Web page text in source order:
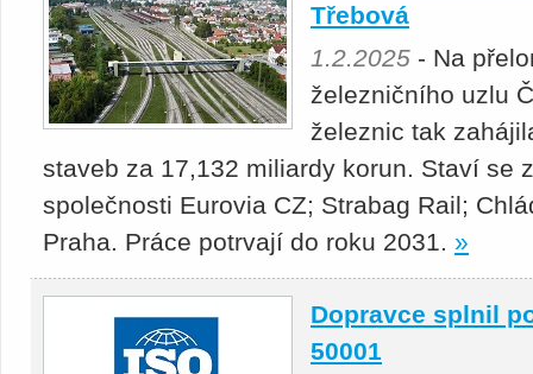
Třebová
1.2.2025 - Na
železničního uzlu
železnic tak
staveb za 17,132 miliardy korun. Staví se
společnosti Eurovia CZ; Strabag Rail;
Praha. Práce potrvají do roku 2031. »
Dopravce splnil
50001